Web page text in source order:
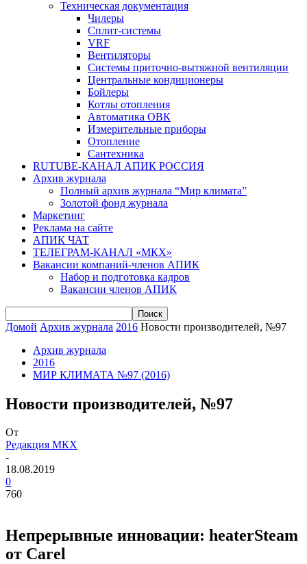
Техническая документация
Чилеры
Сплит-системы
VRF
Вентиляторы
Системы приточно-вытяжной вентиляции
Центральные кондиционеры
Бойлеры
Котлы отопления
Автоматика ОВК
Измерительные приборы
Отопление
Сантехника
RUTUBE-КАНАЛ АПИК РОССИЯ
Архив журнала
Полный архив журнала “Мир климата”
Золотой фонд журнала
Маркетинг
Реклама на сайте
АПИК ЧАТ
ТЕЛЕГРАМ-КАНАЛ «МКХ»
Вакансии компаний-членов АПИК
Набор и подготовка кадров
Вакансии членов АПИК
Домой Архив журнала 2016 Новости производителей, №97
Архив журнала
2016
МИР КЛИМАТА №97 (2016)
Новости производителей, №97
От
Редакция МКХ
-
18.08.2019
0
760
Непрерывные инновации: heaterSteam
от Carel